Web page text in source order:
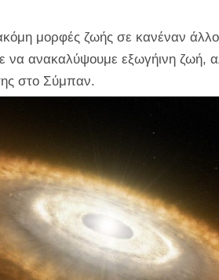
μορφές ζωής σε κανέναν άλλο
να ανακαλύψουμε εξωγήινη
στο Σύμπαν.